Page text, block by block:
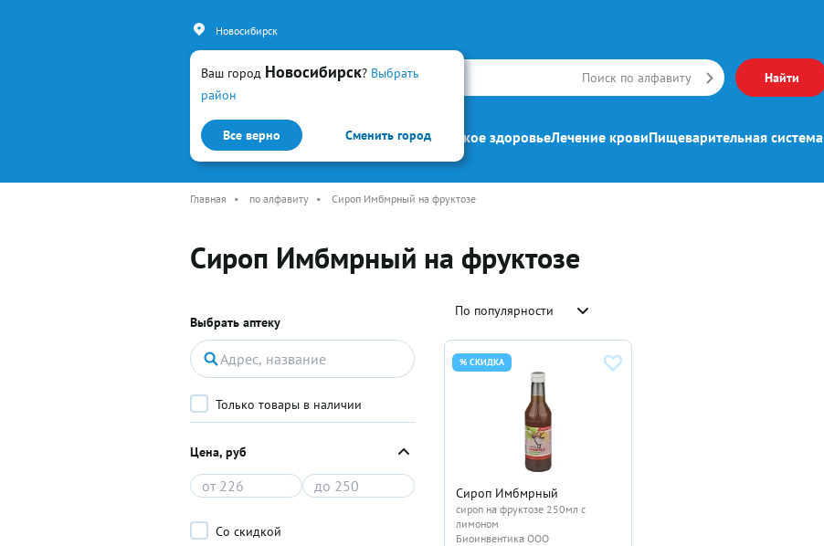
Ваш город Новосибирск? Выбрать
район
Все верно Сменить город
Новосибирск
Искать Поиск по алфавиту Найти
Каталог Простуда и гриппЖенское здоровьеЛечение кровиПищеварительная система
Главная • по алфавиту • Сироп Имбмрный на фруктозе
Сироп Имбмрный на фруктозе
Выбрать аптеку
Только товары в наличии
Цена, руб
Со скидкой
По популярности
% СКИДКА
Сироп Имбмрный
сироп на фруктозе 250мл с
лимоном
Биоинвентика ООО